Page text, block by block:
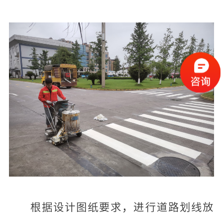
根据设计图纸要求，进行道路划线放